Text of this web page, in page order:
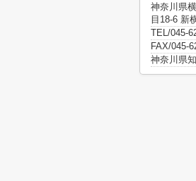
神奈川県
目18-6 新
TEL/045-
FAX/045-
神奈川県